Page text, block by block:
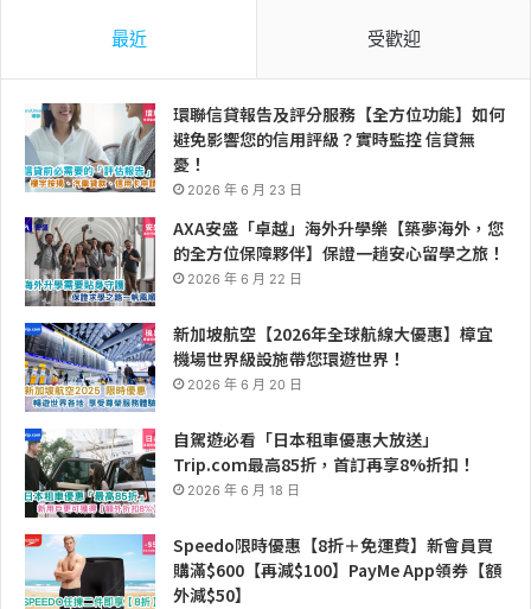
最近 受歡迎
環聯信貸報告及評分服務【全方位功能】如何
避免影響您的信用評級？實時監控 信貸無
憂！
2026 年 6 月 23 日
AXA安盛「卓越」海外升學樂【築夢海外，您
的全方位保障夥伴】保證一趟安心留學之旅！
2026 年 6 月 22 日
新加坡航空【2026年全球航線大優惠】樟宜
機場世界級設施帶您環遊世界！
2026 年 6 月 20 日
自駕遊必看「日本租車優惠大放送」
Trip.com最高85折，首訂再享8%折扣！
2026 年 6 月 18 日
Speedo限時優惠【8折＋免運費】新會員買
購滿$600【再減$100】PayMe App領券【額
外減$50】